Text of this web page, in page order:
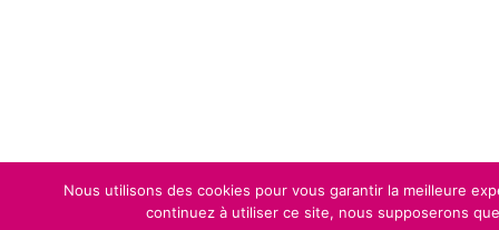
Nous utilisons des cookies pour vous garantir la meilleure
continuez à utiliser ce site, nous supposerons